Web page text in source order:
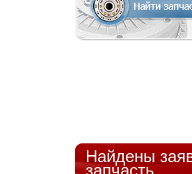
Найдены
запчасть